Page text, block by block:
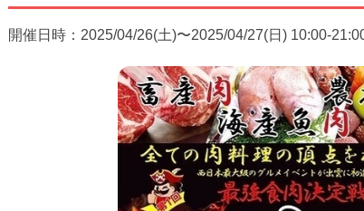
開催日時：2025/04/26(土)〜2025/04/27(日) 10:00-